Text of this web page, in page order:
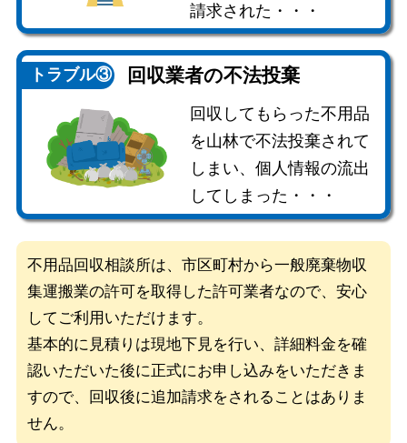
請求された・・・
トラブル③ 回収業者の不法投棄
回収してもらった不用品
を山林で不法投棄されて
しまい、個人情報の流出
してしまった・・・
不用品回収相談所は、市区町村から一般廃棄物収
集運搬業の許可を取得した許可業者なので、安心
してご利用いただけます。
基本的に見積りは現地下見を行い、詳細料金を確
認いただいた後に正式にお申し込みをいただきま
すので、回収後に追加請求をされることはありま
せん。